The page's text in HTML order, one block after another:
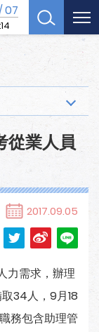
07
從業人員
2017.09.05
力需求，辦理
34人，9月18
務包含助理管